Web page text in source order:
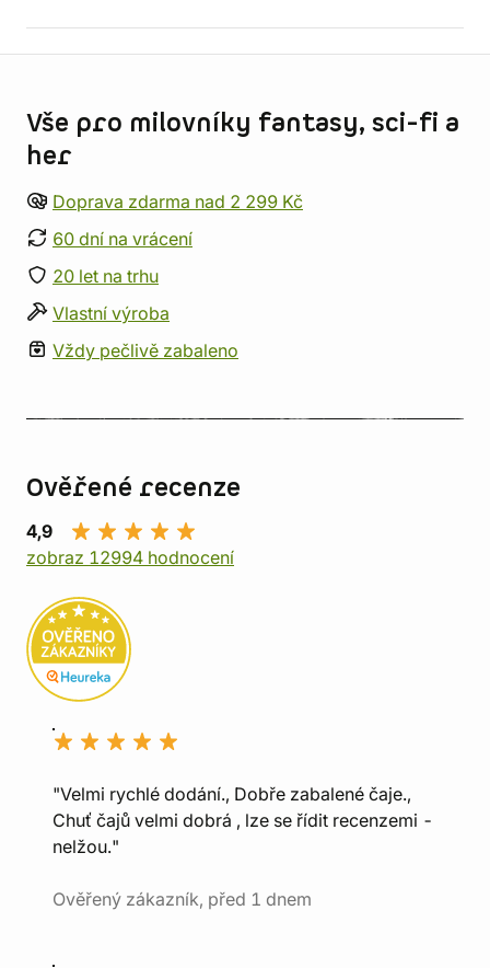
Vše pro milovníky fantasy, sci-fi a
her
Doprava zdarma nad 2 299 Kč
60 dní na vrácení
20 let na trhu
Vlastní výroba
Vždy pečlivě zabaleno
Ověřené recenze
4,9
zobraz 12994 hodnocení
"Velmi rychlé dodání., Dobře zabalené čaje.,
Chuť čajů velmi dobrá , lze se řídit recenzemi -
nelžou."
Ověřený zákazník, před 1 dnem